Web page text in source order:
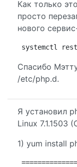
Как только
просто
нового
systemctl
Спасибо
/etc/php.d.
Я установил
Linux 7.1.1503
1) yum install